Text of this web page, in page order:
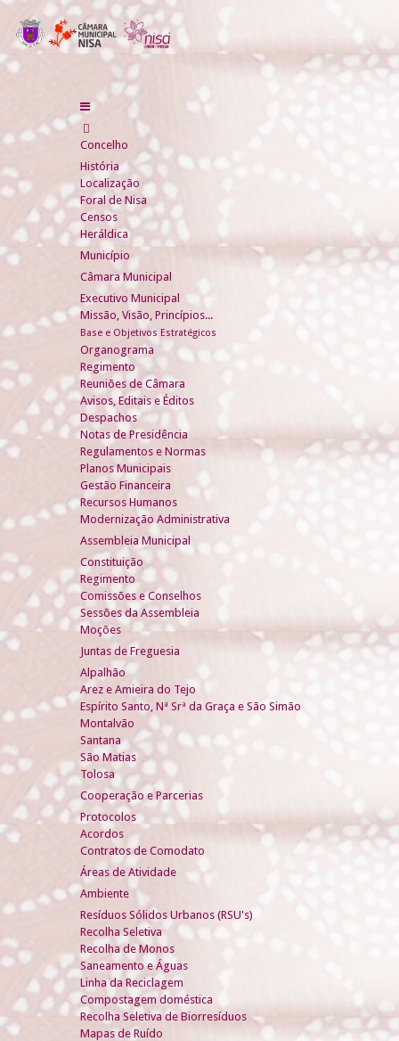
Concelho
História
Localização
Foral de Nisa
Censos
Heráldica
Município
Câmara Municipal
Executivo Municipal
Missão, Visão, Princípios...
Base e Objetivos Estratégicos
Organograma
Regimento
Reuniões de Câmara
Avisos, Editais e Éditos
Despachos
Notas de Presidência
Regulamentos e Normas
Planos Municipais
Gestão Financeira
Recursos Humanos
Modernização Administrativa
Assembleia Municipal
Constituição
Regimento
Comissões e Conselhos
Sessões da Assembleia
Moções
Juntas de Freguesia
Alpalhão
Arez e Amieira do Tejo
Espírito Santo, Nª Srª da Graça e São Simão
Montalvão
Santana
São Matias
Tolosa
Cooperação e Parcerias
Protocolos
Acordos
Contratos de Comodato
Áreas de Atividade
Ambiente
Resíduos Sólidos Urbanos (RSU's)
Recolha Seletiva
Recolha de Monos
Saneamento e Águas
Linha da Reciclagem
Compostagem doméstica
Recolha Seletiva de Biorresíduos
Mapas de Ruído